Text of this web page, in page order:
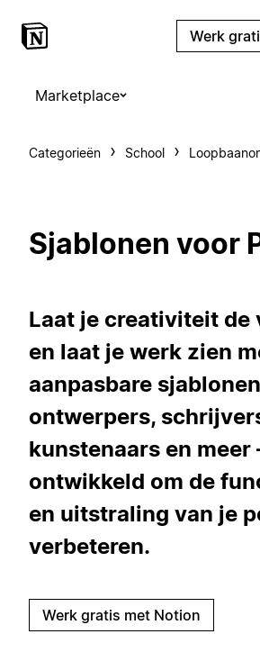
Werk
Marketplace
Categorieën School
Sjablonen voor
Laat je creativiteit de
en laat je werk zien
aanpasbare
ontwerpers,
kunstenaars en meer
ontwikkeld om de
en uitstraling van je
verbeteren.
Werk gratis met Notion